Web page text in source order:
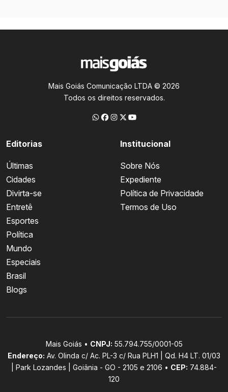
Mais Goiás Comunicação LTDA © 2026
Todos os direitos reservados.
Editorias
Últimas
Cidades
Divirta-se
Entretê
Esportes
Política
Mundo
Especiais
Brasil
Blogs
Institucional
Sobre Nós
Expediente
Política de Privacidade
Termos de Uso
Mais Goiás • CNPJ: 55.794.755/0001-05
Endereço: Av. Olinda c/ Ac. PL-3 c/ Rua PLH1 | Qd. H4 LT. 01/03
| Park Lozandes | Goiânia - GO - 2105 e 2106 • CEP: 74.884-
120